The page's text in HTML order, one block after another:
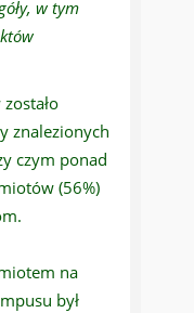
w tym
znalezionych
czym ponad
(56%)
na
był